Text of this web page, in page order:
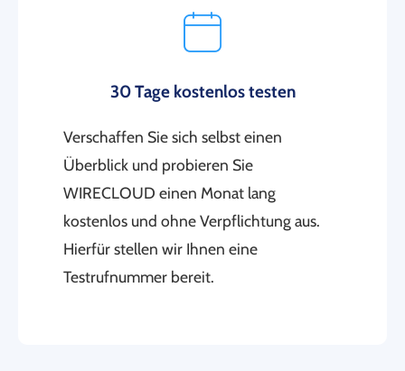
30 Tage kostenlos testen
Verschaffen Sie sich selbst einen
Überblick und probieren Sie
WIRECLOUD einen Monat lang
kostenlos und ohne Verpflichtung aus.
Hierfür stellen wir Ihnen eine
Testrufnummer bereit.